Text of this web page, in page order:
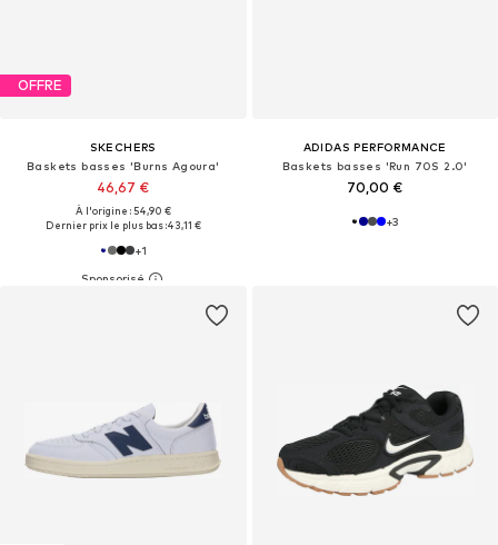
OFFRE
SKECHERS
Baskets basses 'Burns Agoura'
46,67 €
À l'origine : 54,90 €
Dernier prix le plus bas :43,11 €
+1
ADIDAS PERFORMANCE
Baskets basses 'Run 70S 2.0'
70,00 €
+3